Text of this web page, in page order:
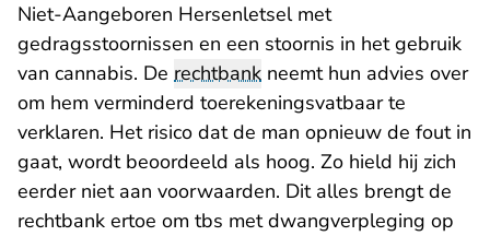
Niet-Aangeboren Hersenletsel met
gedragsstoornissen en een stoornis in het gebruik
van cannabis. De rechtbank neemt hun advies over
om hem verminderd toerekeningsvatbaar te
verklaren. Het risico dat de man opnieuw de fout in
gaat, wordt beoordeeld als hoog. Zo hield hij zich
eerder niet aan voorwaarden. Dit alles brengt de
rechtbank ertoe om tbs met dwangverpleging op